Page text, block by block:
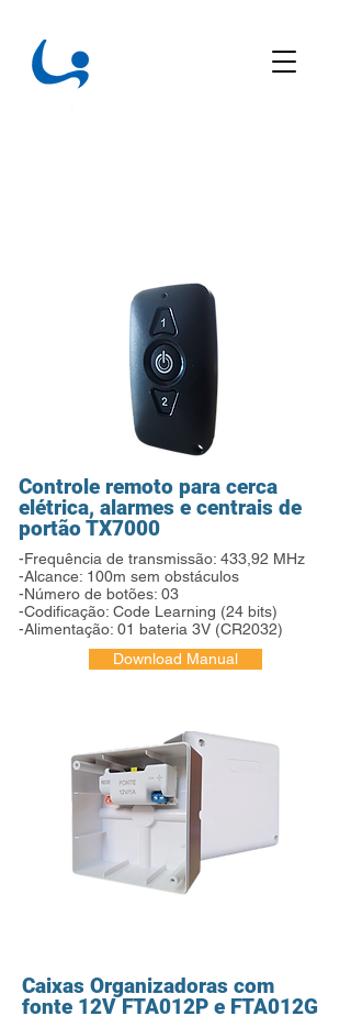
Controle remoto para cerca
elétrica, alarmes e centrais de
portão TX7000
-Frequência de transmissão: 433,92 MHz
-Alcance: 100m sem obstáculos
-Número de botões: 03
-Codificação: Code Learning (24 bits)
-Alimentação: 01 bateria 3V (CR2032)
Download Manual
Caixas Organizadoras com
fonte 12V FTA012P e FTA012G